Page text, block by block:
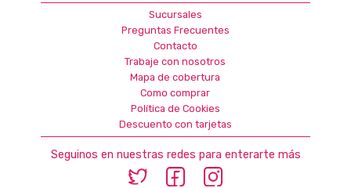
Sucursales
Preguntas Frecuentes
Contacto
Trabaje con nosotros
Mapa de cobertura
Como comprar
Política de Cookies
Descuento con tarjetas
Seguinos en nuestras redes para enterarte más